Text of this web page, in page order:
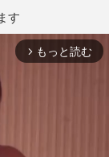
す
arrow_forward_ios もっと読む